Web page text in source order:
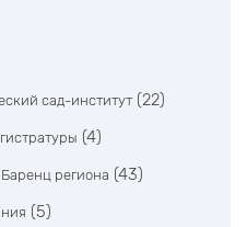
сад-институт (22)
(4)
региона (43)
(5)